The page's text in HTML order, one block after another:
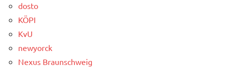
dosto
KÖPI
KvU
newyorck
Nexus Braunschweig